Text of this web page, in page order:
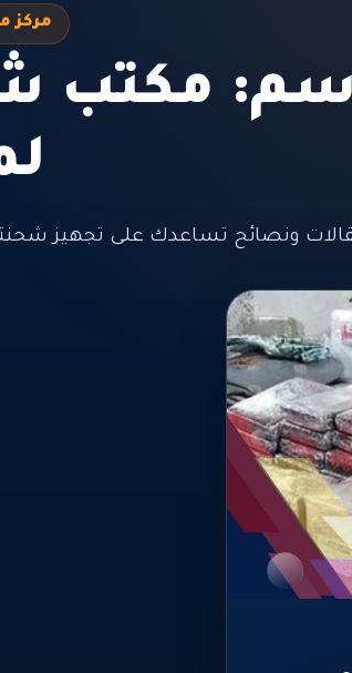
مركز
مكتب
ونصائح تساعدك على تجهيز